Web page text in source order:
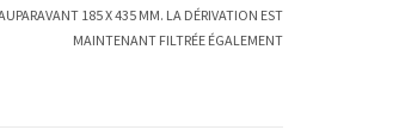
185 X 435 MM. LA DÉRIVATION EST
MAINTENANT FILTRÉE ÉGALEMENT